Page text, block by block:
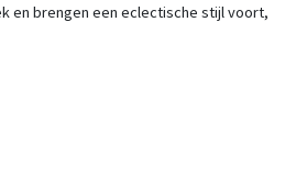
en brengen een eclectische stijl voort,